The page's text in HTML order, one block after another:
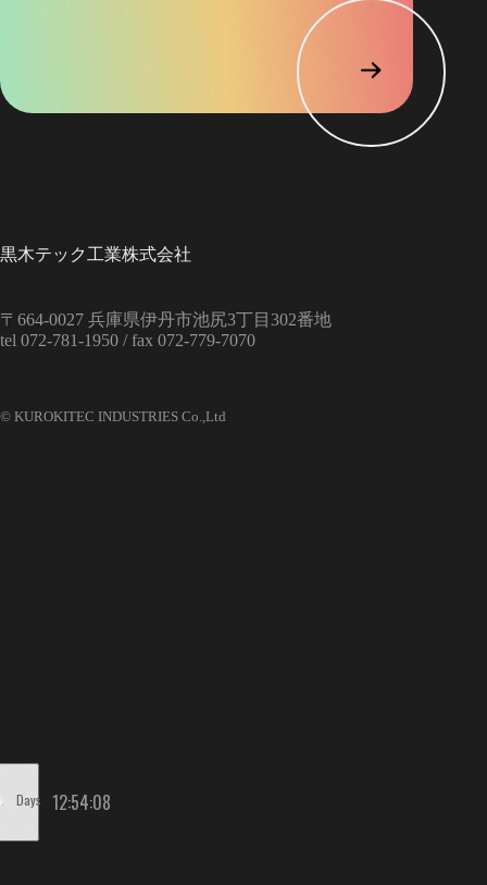
黒木テック工業株式会社
〒664‑0027 兵庫県伊丹市池尻3丁目302番地
tel 072-781-1950 /fax 072-779-7070
© KUROKITEC INDUSTRIES Co.,Ltd
Days 12:54:08